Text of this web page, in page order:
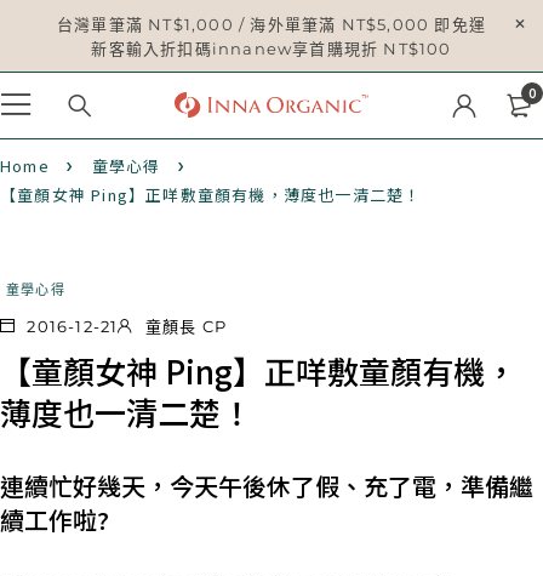
台灣單筆滿 NT$1,000 / 海外單筆滿 NT$5,000 即免運
新客輸入折扣碼innanew享首購現折 NT$100
0
Home
童學心得
【童顏女神 Ping】正咩敷童顏有機，薄度也一清二楚！
童學心得
2016-12-21 童顏長 CP
【童顏女神 Ping】正咩敷童顏有機，
薄度也一清二楚！
連續忙好幾天，今天午後休了假、充了電，準備繼
續工作啦?